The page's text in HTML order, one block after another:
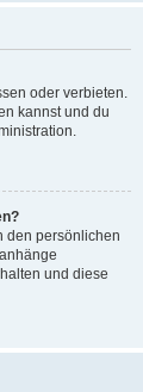
oder verbieten.
kannst und du
den persönlichen
und diese